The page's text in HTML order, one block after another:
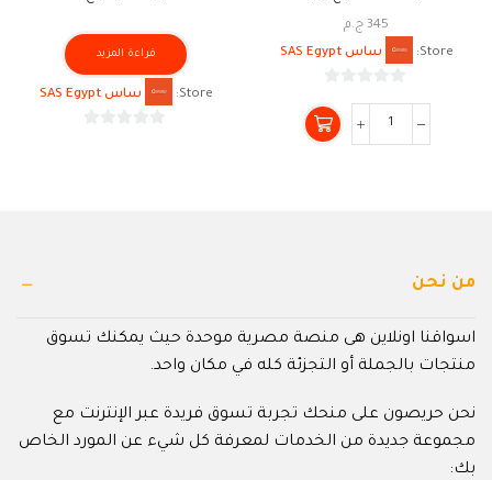
345 ج.م
Store:
ساس SAS Egypt
من
5
قراءة المزيد
Store: ساس SAS Egypt
من نحن
اسواقنا اونلاين هى منصة مصرية موحدة حيث يمكنك تسوق
منتجات بالجملة أو التجزئة كله في مكان واحد.
نحن حريصون على منحك تجربة تسوق فريدة عبر الإنترنت مع
مجموعة جديدة من الخدمات لمعرفة كل شيء عن المورد الخاص
بك: